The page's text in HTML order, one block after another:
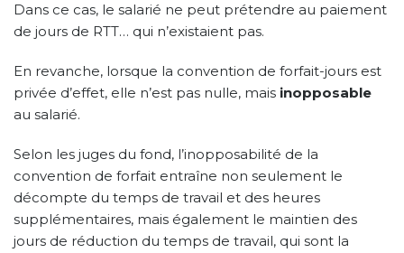
Dans ce cas, le salarié ne peut prétendre au paiement
de jours de RTT… qui n’existaient pas.
En revanche, lorsque la convention de forfait-jours est
privée d’effet, elle n’est pas nulle, mais inopposable
au salarié.
Selon les juges du fond, l’inopposabilité de la
convention de forfait entraîne non seulement le
décompte du temps de travail et des heures
supplémentaires, mais également le maintien des
jours de réduction du temps de travail, qui sont la